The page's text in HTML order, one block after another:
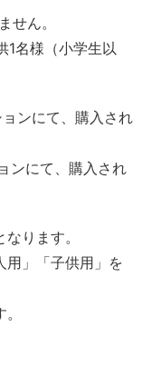
せん。
1名様（小学生以
ンにて、購入され
ンにて、購入され
ります。
用」「子供用」を